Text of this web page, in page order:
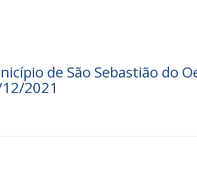
de São Sebastião do
2021